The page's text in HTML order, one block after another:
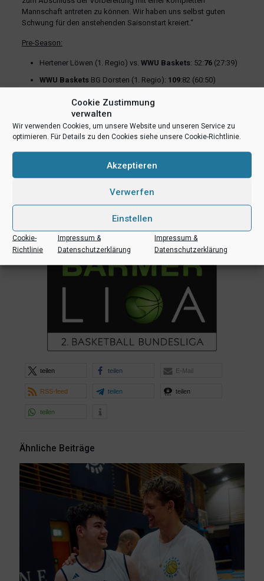
Cookie Zustimmung
verwalten
Wir verwenden Cookies, um unsere Website und unseren Service zu
optimieren. Für Details zu den Cookies siehe unsere Cookie-Richtlinie.
Akzeptieren
Verwerfen
Einstellen
Cookie-
Richtlinie
Impressum &
Datenschutzerklärung
Impressum &
Datenschutzerklärung
Mannschaft antreten zu können. Wir haben uns selbst guten
Schwung für den anstehenden Saisonstart kreiert.“
Pre-Season:
Hertener Löwen (1. Regio) vs. WWU Baskets: 52:76(27:39)
WWU BasketsBG Dorsten (1. Regio): 109:82 (60:50)
EN Baskets Schwelm (ProB) vs.
(34:48)
WWU BasketsUni Baskets Paderborn (ProA):79:75 (47:32)
Dresden Titans (ProB):
Foto: Marco Lenz
teilen teilen E-Mail
RSS-feed teilen teilen
teilen
Ähnliche Beiträge